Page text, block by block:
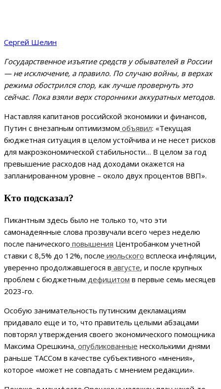
Сергей Шелин
Государственное изъятие средств у обывателей в России
— не исключение, а правило. По случаю войны, в верхах
режима обострился спор, как лучше провернуть это
сейчас. Пока взяли верх сторонники аккуратных методов.
Наставляя капитанов российской экономики и финансов,
Путин с внезапным оптимизмом объявил: «Текущая
бюджетная ситуация в целом устойчива и не несет рисков
для макроэкономической стабильности… В целом за год
превышение расходов над доходами окажется на
запланированном уровне – около двух процентов ВВП».
Кто подсказал?
Пикантным здесь было не только то, что эти
самонадеянные слова прозвучали всего через неделю
после панического повышения Центробанком учетной
ставки с 8,5% до 12%, после июльского всплеска инфляции,
уверенно продолжавшегося в августе, и после крупных
проблем с бюджетным дефицитом в первые семь месяцев
2023-го.
Особую занимательность путинским декламациям
придавало еще и то, что правитель целыми абзацами
повторял утверждения своего экономического помощника
Максима Орешкина, опубликованные несколькими днями
раньше ТАССом в качестве субъективного «мнения»,
которое «может не совпадать с мнением редакции».